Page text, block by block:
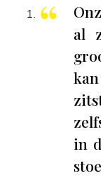
al
in